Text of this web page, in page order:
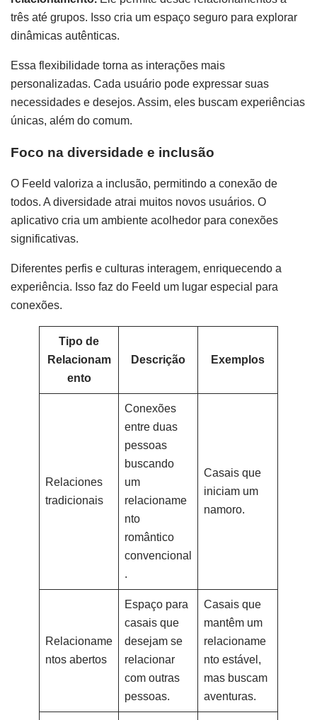
três até grupos. Isso cria um espaço seguro para explorar
dinâmicas autênticas.
Essa flexibilidade torna as interações mais
personalizadas. Cada usuário pode expressar suas
necessidades e desejos. Assim, eles buscam experiências
únicas, além do comum.
Foco na diversidade e inclusão
O Feeld valoriza a inclusão, permitindo a conexão de
todos. A diversidade atrai muitos novos usuários. O
aplicativo cria um ambiente acolhedor para conexões
significativas.
Diferentes perfis e culturas interagem, enriquecendo a
experiência. Isso faz do Feeld um lugar especial para
conexões.
Tipo de
Relacionam
ento
Descrição Exemplos
Relaciones
tradicionais
Conexões
entre duas
pessoas
buscando
um
relacioname
nto
romântico
convencional
.
Casais que
iniciam um
namoro.
Relacioname
ntos abertos
Espaço para
casais que
desejam se
relacionar
com outras
pessoas.
Casais que
mantêm um
relacioname
nto estável,
mas buscam
aventuras.